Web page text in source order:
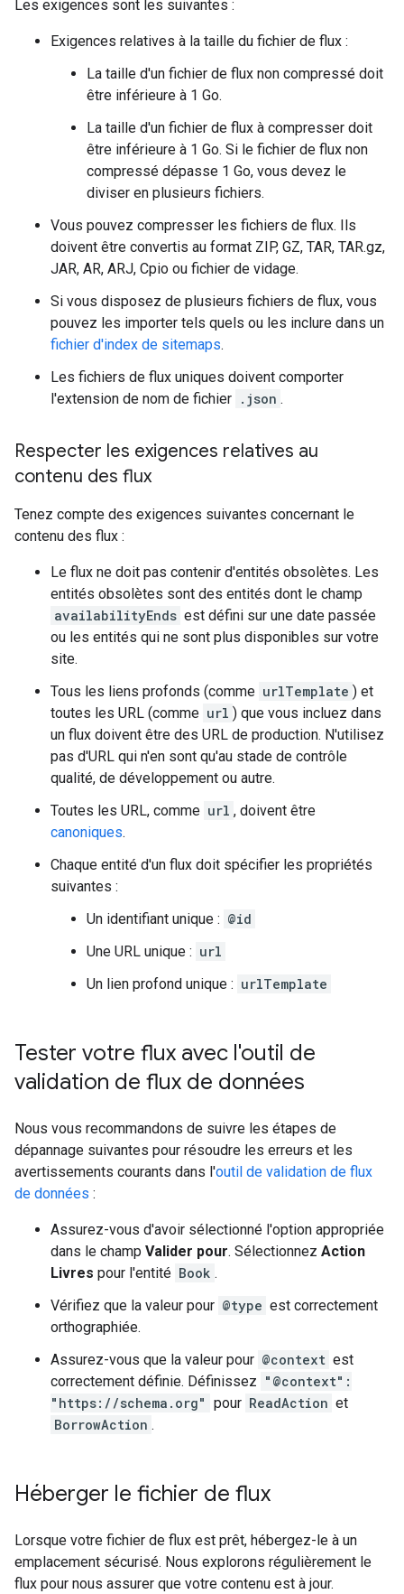
Les exigences sont les suivantes :
Exigences relatives à la taille du fichier de flux :
La taille d'un fichier de flux non compressé doit
être inférieure à 1 Go.
La taille d'un fichier de flux à compresser doit
être inférieure à 1 Go. Si le fichier de flux non
compressé dépasse 1 Go, vous devez le
diviser en plusieurs fichiers.
Vous pouvez compresser les fichiers de flux. Ils
doivent être convertis au format ZIP, GZ, TAR, TAR.gz,
JAR, AR, ARJ, Cpio ou fichier de vidage.
Si vous disposez de plusieurs fichiers de flux, vous
pouvez les importer tels quels ou les inclure dans un
fichier d'index de sitemaps.
Les fichiers de flux uniques doivent comporter
l'extension de nom de fichier .json .
Respecter les exigences relatives au
contenu des flux
Tenez compte des exigences suivantes concernant le
contenu des flux :
Le flux ne doit pas contenir d'entités obsolètes. Les
entités obsolètes sont des entités dont le champ
availabilityEnds est défini sur une date passée
ou les entités qui ne sont plus disponibles sur votre
site.
Tous les liens profonds (comme urlTemplate ) et
toutes les URL (comme url ) que vous incluez dans
un flux doivent être des URL de production. N'utilisez
pas d'URL qui n'en sont qu'au stade de contrôle
qualité, de développement ou autre.
Toutes les URL, comme url , doivent être
canoniques.
Chaque entité d'un flux doit spécifier les propriétés
suivantes :
Un identifiant unique : @id
Une URL unique : url
Un lien profond unique : urlTemplate
Tester votre flux avec l'outil de
validation de flux de données
Nous vous recommandons de suivre les étapes de
dépannage suivantes pour résoudre les erreurs et les
avertissements courants dans l'outil de validation de flux
de données :
Assurez-vous d'avoir sélectionné l'option appropriée
dans le champ Valider pour. Sélectionnez Action
Livres pour l'entité Book .
Vérifiez que la valeur pour @type est correctement
orthographiée.
Assurez-vous que la valeur pour @context est
correctement définie. Définissez "@context":
"https://schema.org" pour ReadAction et
BorrowAction .
Héberger le fichier de flux
Lorsque votre fichier de flux est prêt, hébergez-le à un
emplacement sécurisé. Nous explorons régulièrement le
flux pour nous assurer que votre contenu est à jour.